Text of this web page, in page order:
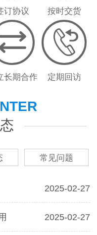
订协议 按时交货
长期合作 定期回访
常见问题
2025-02-27
2025-02-27